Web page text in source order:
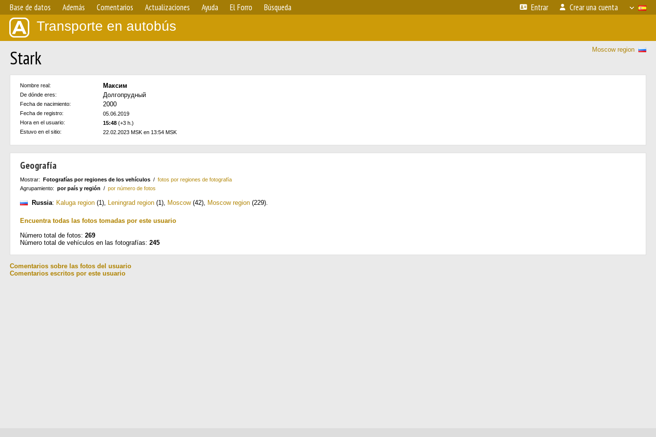
Base de datos Además Comentarios Actualizaciones Ayuda El Forro Búsqueda Entrar Crear una cuenta
Transporte en autobús
Moscow region
Stark
Nombre real: Максим
De dónde eres: Долгопрудный
Fecha de nacimiento: 2000
Fecha de registro:
05.06.2019
Hora en el usuario:
15:48 (+3 h.)
Estuvo en el sitio:
22.02.2023 MSK en 13:54 MSK
Geografía
Mostrar: Fotografías por regiones de los vehículos / fotos por regiones de fotografía
Agrupamiento: por país y región / por número de fotos
Russia: Kaluga region (1), Leningrad region (1), Moscow(42), Moscow region (229).
Encuentra todas las fotos tomadas por este usuario
Número total de fotos: 269
Número total de vehículos en las fotografías: 245
Comentarios sobre las fotos del usuario
Comentarios escritos por este usuario